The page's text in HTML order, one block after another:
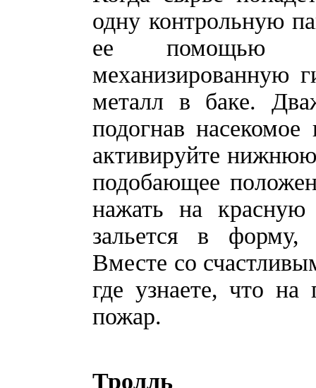
одну контрольную
ее помощью
механизированную
металл в баке.
подогнав
активируйте
подобающее
нажать на красную
зальется в
Вместе со
где узнаете, что
пожар.
Тролль